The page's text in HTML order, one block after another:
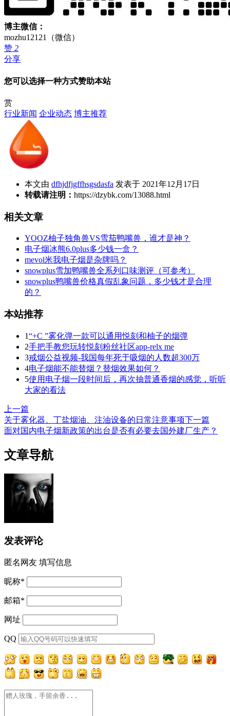
博主微信：
mozhu12121（微信）
赞 2
分享
您可以选择一种方式赞助本站
赏
行业新闻 企业动态 博主推荐
本文由 dfhjdfjgffhsgsdasfa 发表于 2021年12月17日
转载请注明： https://dzybk.com/13088.html
相关文章
YOOZ柚子独角兽VS雪茄鸭嘴兽，谁才是神？
电子烟冰熊6.0plus多少钱一盒？
mevol米我电子烟是杂牌吗？
snowplus雪加鸭嘴兽全系列口味测评（可参考）
snowplus鸭嘴兽价格真假乱象问题，多少钱才是合理
的？
本站推荐
1“+C ”雾化弹一款可以通用悦刻和柚子的烟弹
2手把手教您玩转悦刻粉丝社区app-relx me
3戒烟公益视频-我国每年死于吸烟的人数超300万
4电子烟能不能替烟？替烟效果如何？
5使用电子烟一段时间后，再次抽普通香烟的感觉，听听
大家的看法
上一篇
关于雾化器、丁盐烟油、注油设备的日常注意事项下一篇
面对国内电子烟新政策的出台是否有必要去国外建厂生产？
文章导航
发表评论
匿名网友 填写信息
昵称*
邮箱*
网址
QQ